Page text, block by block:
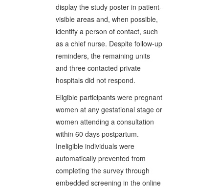
display the study poster in patient-
visible areas and, when possible,
identify a person of contact, such
as a chief nurse. Despite follow-up
reminders, the remaining units
and three contacted private
hospitals did not respond.
Eligible participants were pregnant
women at any gestational stage or
women attending a consultation
within 60 days postpartum.
Ineligible individuals were
automatically prevented from
completing the survey through
embedded screening in the online